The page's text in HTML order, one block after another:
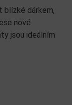
blízké dárkem,
nové
jsou ideálním